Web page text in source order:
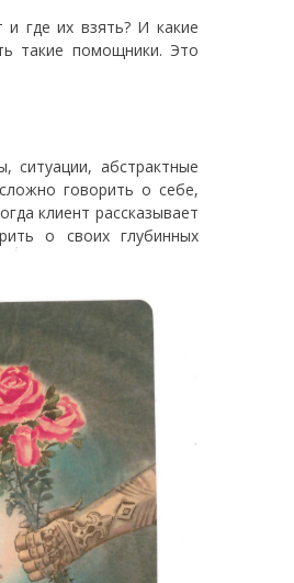
где их взять? И какие
такие помощники. Это
абстрактные
говорить о себе,
клиент рассказывает
о своих глубинных